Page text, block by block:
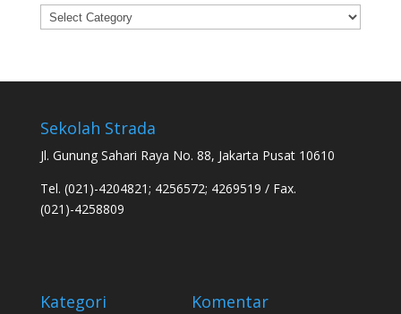
Categories
Sekolah Strada
Jl. Gunung Sahari Raya No. 88, Jakarta Pusat 10610
Tel. (021)-4204821; 4256572; 4269519 / Fax.
(021)-4258809
Kategori Komentar